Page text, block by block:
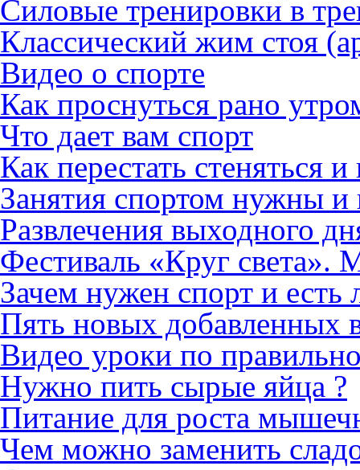
Силовые тренировки в
Классический жим стоя
Видео о спорте
Как проснуться рано
Что дает вам спорт
Как перестать стеняться
Занятия спортом нужны и
Развлечения выходного
Фестиваль «Круг света».
Зачем нужен спорт и есть
Пять новых добавленных
Видео уроки по
Нужно пить сырые яйца ?
Питание для роста
Чем можно заменить